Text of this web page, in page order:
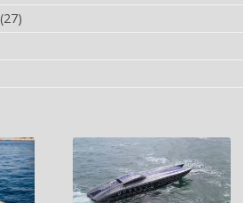
(27)